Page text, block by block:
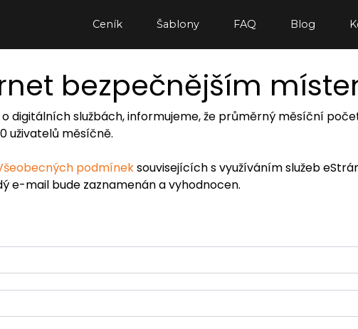
Ceník Šablony FAQ Blog
bezpečnějším
o digitálních službách, informujeme, že průměrný měsíční
uživatelů měsíčně.
podmíneksouvisejících s využíváním služeb
e-mail bude zaznamenán a vyhodnocen.